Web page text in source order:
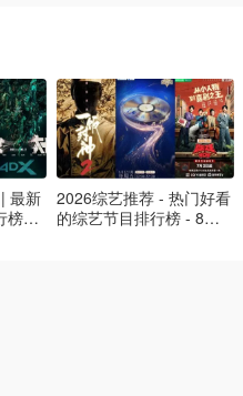
最新
榜，
2026综艺推荐 - 热门好看
的综艺节目排行榜 - 8月